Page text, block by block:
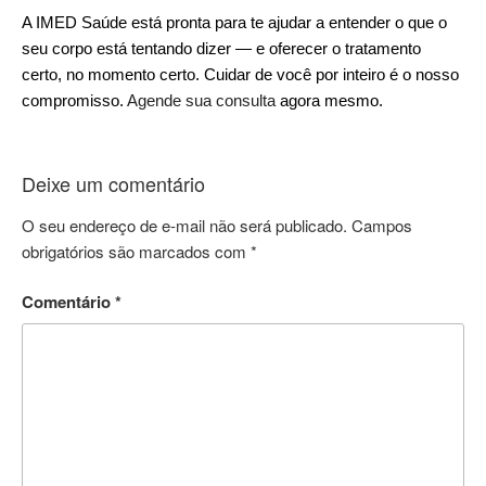
A IMED Saúde está pronta para te ajudar a entender o que o
seu corpo está tentando dizer — e oferecer o tratamento
certo, no momento certo. Cuidar de você por inteiro é o nosso
compromisso. Agende sua consulta agora mesmo.
Deixe um comentário
O seu endereço de e-mail não será publicado. Campos
obrigatórios são marcados com *
Comentário*